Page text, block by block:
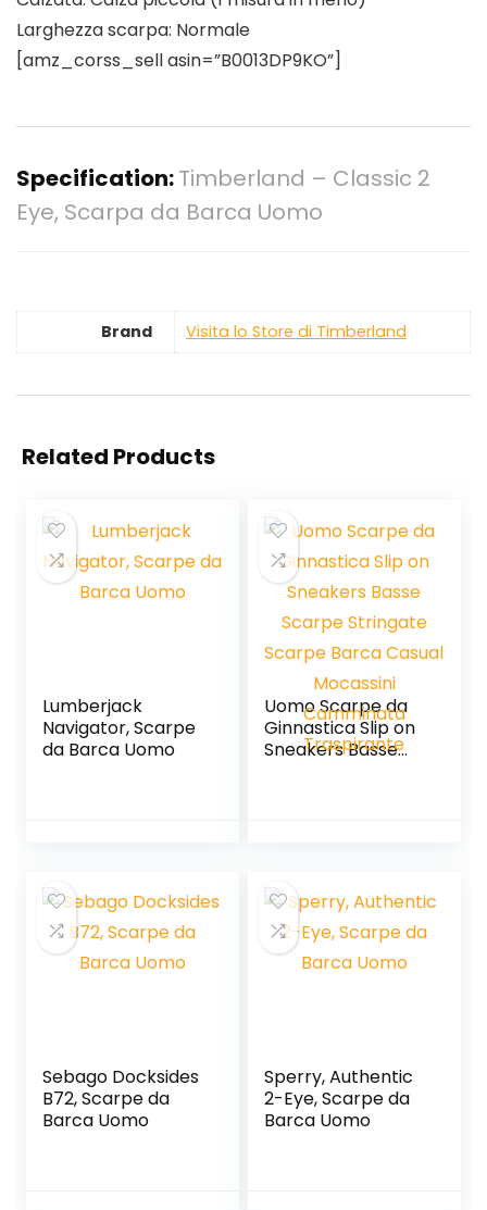
Larghezza scarpa: Normale
[amz_corss_sell asin=”B0013DP9KO”]
Specification:Timberland – Classic 2
Eye, Scarpa da Barca Uomo
Brand Visita lo Store di Timberland
Related Products
Lumberjack
Navigator, Scarpe
da Barca Uomo
Uomo Scarpe da
Ginnastica Slip on
Sneakers Basse
Sebago Docksides
B72, Scarpe da
Barca Uomo
Sperry, Authentic
2-Eye, Scarpe da
Barca Uomo